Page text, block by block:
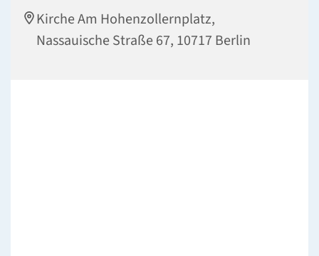
Kirche Am Hohenzollernplatz,
Nassauische Straße 67, 10717 Berlin